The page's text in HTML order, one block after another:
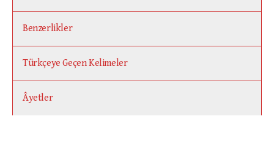
Benzerlikler
Türkçeye Geçen Kelimeler
Âyetler